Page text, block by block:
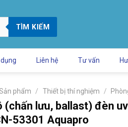
TÌM KIẾM
Liên hệ Tư vấn
phẩm / Thiết bị thí nghiệm /
(chấn lưu, ballast) đèn
53301 Aquapro